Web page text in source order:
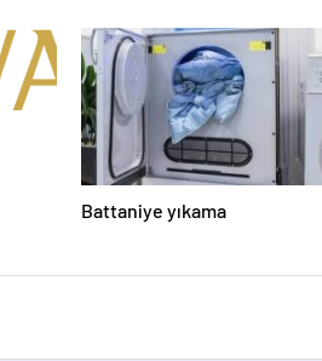
Battaniye yıkama